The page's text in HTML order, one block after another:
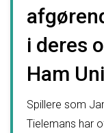
i deres
Ham
Spillere som
Tielemans har